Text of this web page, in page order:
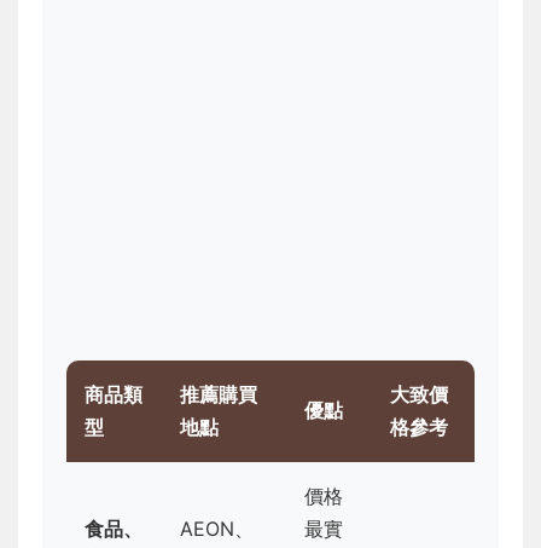
商品類
型
推薦購買
地點
優點
大致價
格參考
食品、
AEON、
價格
最實